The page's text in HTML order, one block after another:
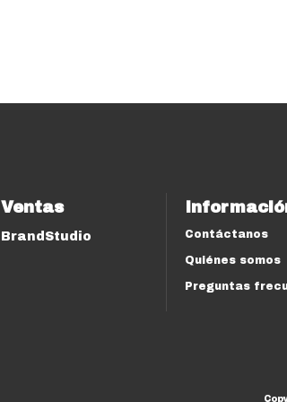
Ventas
BrandStudio Contáctanos
Quiénes somos
Preguntas